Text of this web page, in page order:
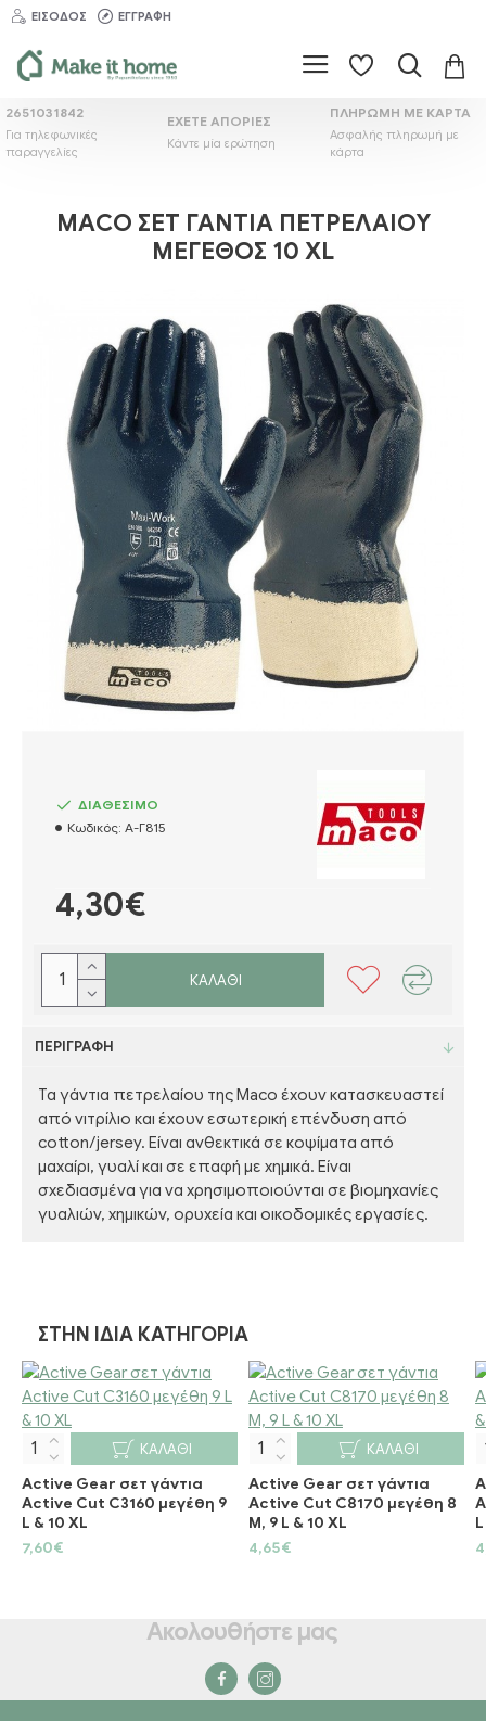
ΕΊΣΟΔΟΣ ΕΓΓΡΑΦΉ
2651031842
Για τηλεφωνικές
παραγγελίες
ΈΧΕΤΕ ΑΠΟΡΊΕΣ
Κάντε μία ερώτηση
ΠΛΗΡΩΜΉ ΜΕ ΚΆΡΤΑ
Ασφαλής πληρωμή με
κάρτα
MACO ΣΕΤ ΓΆΝΤΙΑ ΠΕΤΡΕΛΑΊΟΥ
ΜΕΓΈΘΟΣ 10 XL
4,30€
ΔΙΑΘΕΣΙΜΟ
Κωδικός: Α-Γ815
ΚΑΛΆΘΙ
ΠΕΡΙΓΡΑΦΉ
Τα γάντια πετρελαίου της Maco έχουν κατασκευαστεί
από νιτρίλιο και έχουν εσωτερική επένδυση από
cotton/jersey. Είναι ανθεκτικά σε κοψίματα από
μαχαίρι, γυαλί και σε επαφή με χημικά. Είναι
σχεδιασμένα για να χρησιμοποιούνται σε βιομηχανίες
γυαλιών, χημικών, ορυχεία και οικοδομικές εργασίες.
ΣΤΗΝ ΊΔΙΑ ΚΑΤΗΓΟΡΊΑ
Active Gear σετ γάντια
Active Cut C3160 μεγέθη 9
L & 10 XL
7,60€
ΚΑΛΆΘΙ
Active Gear σετ γάντια
Active Cut C8170 μεγέθη 8
M, 9 L & 10 XL
4,65€
ΚΑΛΆΘΙ
Ακολουθήστε μας